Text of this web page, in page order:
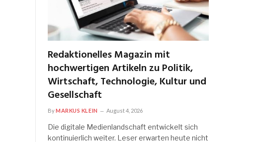
Redaktionelles Magazin mit
hochwertigen Artikeln zu Politik,
Wirtschaft, Technologie, Kultur und
Gesellschaft
ByMARKUS KLEIN August 4, 2026
Die digitale Medienlandschaft entwickelt sich
kontinuierlich weiter. Leser erwarten heute nicht